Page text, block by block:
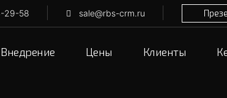
29-58 sale@rbs-crm.ru
Внедрение Цены Клиенты